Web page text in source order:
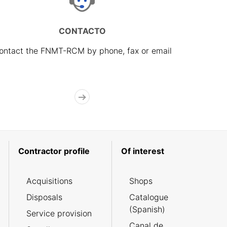
CONTACTO
the FNMT-RCM by phone, fax or email
Contractor profile
Acquisitions
Disposals
Service provision
Of interest
Shops
Catalogue
(Spanish)